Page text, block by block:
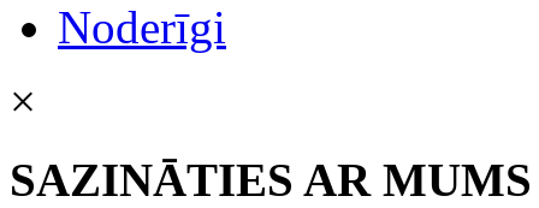
Noderīgi
×
SAZINĀTIES AR MUMS